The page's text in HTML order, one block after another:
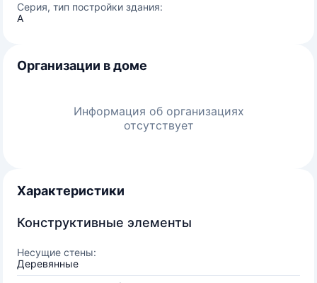
Серия, тип постройки здания:
А
Организации в доме
Информация об организациях
отсутствует
Характеристики
Конструктивные элементы
Несущие стены:
Деревянные